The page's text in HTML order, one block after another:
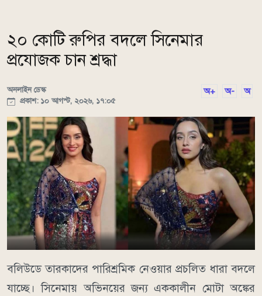
২০ কোটি রুপির বদলে সিনেমার
প্রযোজক চান শ্রদ্ধা
অনলাইন ডেস্ক
প্রকাশ: ১০ আগস্ট, ২০২৬, ১৭:০৫
অ+ অ- অ
বলিউডে তারকাদের পারিশ্রমিক নেওয়ার প্রচলিত ধারা বদলে
যাচ্ছে। সিনেমায় অভিনয়ের জন্য এককালীন মোটা অঙ্কের